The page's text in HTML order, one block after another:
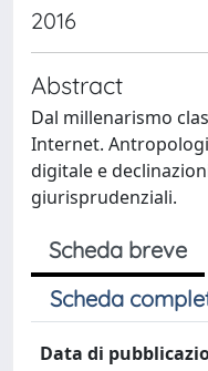
2016
Abstract
Dal millenarismo
Internet.
digitale e
giurisprudenziali.
Scheda breve
Scheda
Data di